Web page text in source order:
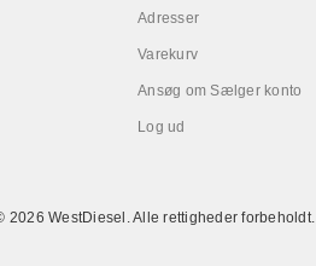
Adresser
Varekurv
Ansøg om Sælger konto
Log ud
2026 WestDiesel. Alle rettigheder forbeholdt.